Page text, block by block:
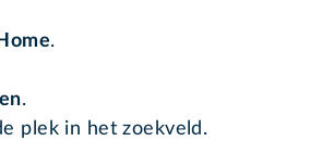
.
.
plek in het zoekveld.